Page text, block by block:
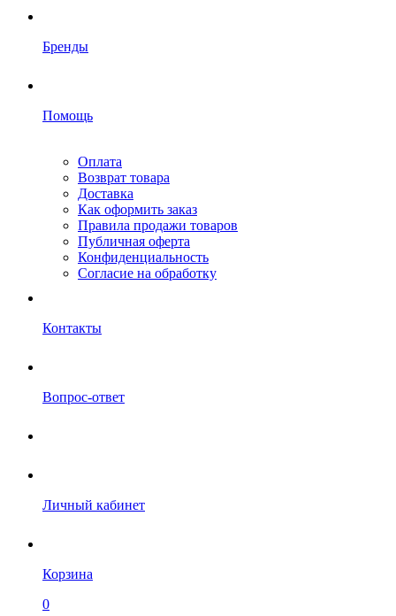
Бренды
Помощь
Оплата
Возврат товара
Доставка
Как оформить заказ
Правила продажи товаров
Публичная оферта
Конфиденциальность
Согласие на обработку
Контакты
Вопрос-ответ
Личный кабинет
Корзина
0